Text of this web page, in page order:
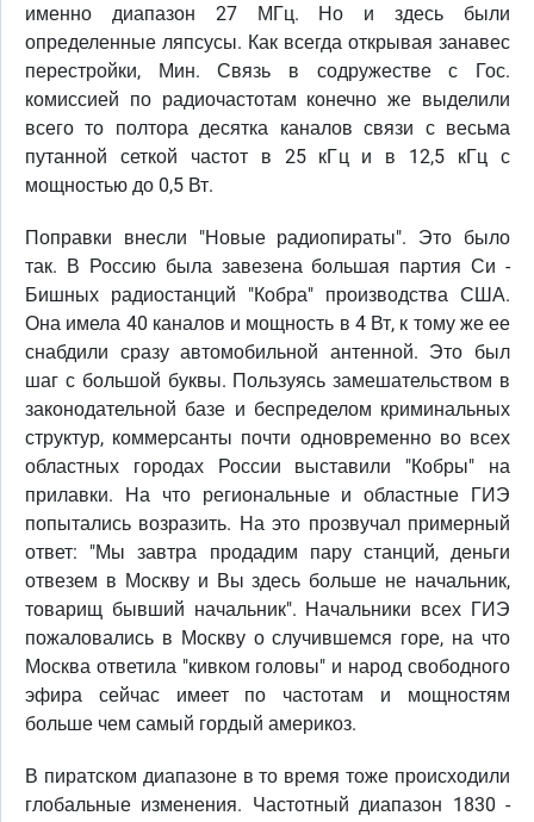
именно диапазон 27 МГц. Но и здесь были
определенные ляпсусы. Как всегда открывая занавес
перестройки, Мин. Связь в содружестве с Гос.
комиссией по радиочастотам конечно же выделили
всего то полтора десятка каналов связи с весьма
путанной сеткой частот в 25 кГц и в 12,5 кГц с
мощностью до 0,5 Вт.
Поправки внесли "Новые радиопираты". Это было
так. В Россию была завезена большая партия Си -
Бишных радиостанций "Кобра" производства США.
Она имела 40 каналов и мощность в 4 Вт, к тому же ее
снабдили сразу автомобильной антенной. Это был
шаг с большой буквы. Пользуясь замешательством в
законодательной базе и беспределом криминальных
структур, коммерсанты почти одновременно во всех
областных городах России выставили "Кобры" на
прилавки. На что региональные и областные ГИЭ
попытались возразить. На это прозвучал примерный
ответ: "Мы завтра продадим пару станций, деньги
отвезем в Москву и Вы здесь больше не начальник,
товарищ бывший начальник". Начальники всех ГИЭ
пожаловались в Москву о случившемся горе, на что
Москва ответила "кивком головы" и народ свободного
эфира сейчас имеет по частотам и мощностям
больше чем самый гордый америкоз.
В пиратском диапазоне в то время тоже происходили
глобальные изменения. Частотный диапазон 1830 -